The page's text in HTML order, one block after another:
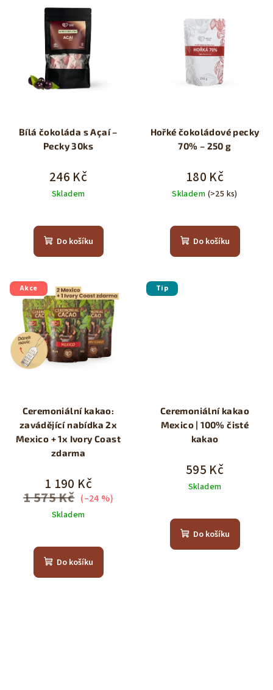
Bílá čokoláda s Açaí –
Pecky 30ks
246 Kč
Skladem
Do košíku
Hořké čokoládové pecky
70% – 250 g
180 Kč
Skladem (>25 ks)
Do košíku
Akce
Ceremoniální kakao:
zavádějící nabídka 2x
Mexico + 1x Ivory Coast
zdarma
1 190 Kč
1 575 Kč (–24 %)
Skladem
hodnocení
produktu
Do košíku
Tip
Ceremoniální kakao
Mexico | 100% čisté
kakao
595 Kč
Skladem
hodnocení
produktu
Do košíku